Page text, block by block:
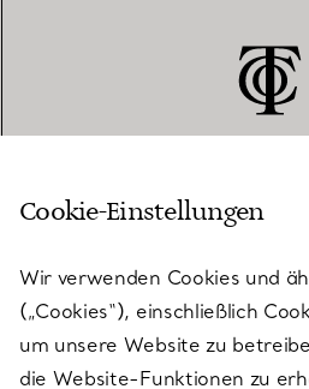
KUNDENSERVICE
SERVICES
Cookie-Einstellungen
Wir verwenden Cookies und
(„Cookies“), einschließlich
um unsere Website zu
die Website-Funktionen zu